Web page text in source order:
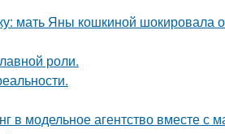
мать Яны кошкиной шокировала
роли.
в модельное агентство вместе с